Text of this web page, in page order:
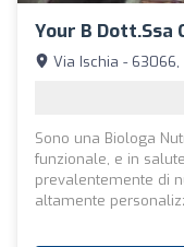
Your B Dott.ssa
Via Ischia -
Sono una Biologa
funzionale, e in
prevalentemente di
altamente